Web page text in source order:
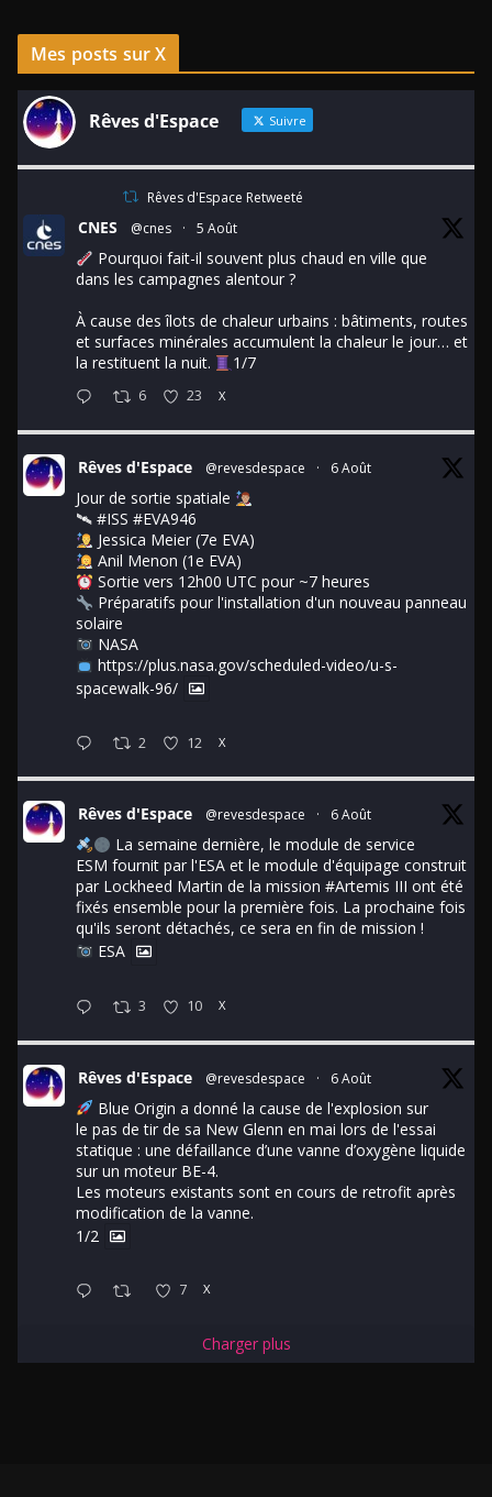
Mes posts sur X
Rêves d'Espace Suivre
Rêves d'Espace Retweeté
CNES @cnes · 5 Août
Pourquoi fait-il souvent plus chaud en ville que
dans les campagnes alentour ?
À cause des îlots de chaleur urbains : bâtiments, routes
et surfaces minérales accumulent la chaleur le jour… et
la restituent la nuit.
1/7
6 23 X
Rêves d'Espace @revesdespace · 6 Août
Jour de sortie spatiale
🛰 #ISS #EVA946
Jessica Meier (7e EVA)
Anil Menon (1e EVA)
Sortie vers 12h00 UTC pour ~7 heures
Préparatifs pour l'installation d'un nouveau panneau
solaire
NASA
https://plus.nasa.gov/scheduled-video/u-s-
spacewalk-96/
2 12 X
Rêves d'Espace @revesdespace · 6 Août
La semaine dernière, le module de service
ESM fournit par l'ESA et le module d'équipage construit
par Lockheed Martin de la mission #Artemis III ont été
fixés ensemble pour la première fois. La prochaine fois
qu'ils seront détachés, ce sera en fin de mission !
ESA
3 10 X
Rêves d'Espace @revesdespace · 6 Août
Blue Origin a donné la cause de l'explosion sur
le pas de tir de sa New Glenn en mai lors de l'essai
statique : une défaillance d’une vanne d’oxygène liquide
sur un moteur BE-4.
Les moteurs existants sont en cours de retrofit après
modification de la vanne.
1/2
7 X
Charger plus